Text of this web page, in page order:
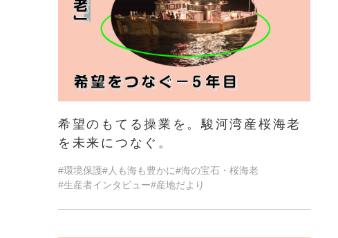
希望のもてる操業を。駿河湾産桜海老
を未来につなぐ。
#環境保護#人も海も豊かに#海の宝石・桜海老
#生産者インタビュー#産地だより